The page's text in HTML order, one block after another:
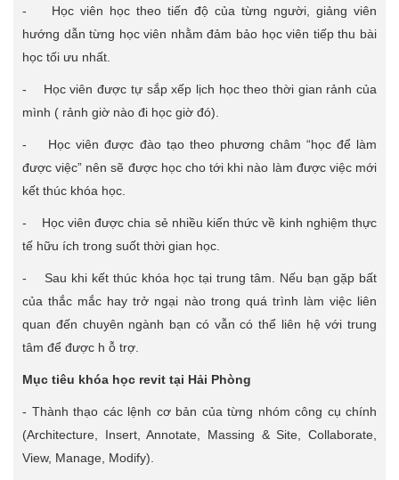
- Học viên học theo tiến độ của từng người, giảng viên
hướng dẫn từng học viên nhằm đảm bảo học viên tiếp thu bài
học tối ưu nhất.
- Học viên được tự sắp xếp lịch học theo thời gian rảnh của
mình ( rảnh giờ nào đi học giờ đó).
- Học viên được đào tạo theo phương châm “học để làm
được việc” nên sẽ được học cho tới khi nào làm được việc mới
kết thúc khóa học.
- Học viên được chia sẻ nhiều kiến thức về kinh nghiệm thực
tế hữu ích trong suốt thời gian học.
- Sau khi kết thúc khóa học tại trung tâm. Nếu bạn gặp bất
của thắc mắc hay trở ngại nào trong quá trình làm việc liên
quan đến chuyên ngành bạn có vẫn có thể liên hệ với trung
tâm để được h ỗ trợ.
Mục tiêu khóa học revit tại Hải Phòng
- Thành thạo các lệnh cơ bản của từng nhóm công cụ chính
(Architecture, Insert, Annotate, Massing & Site, Collaborate,
View, Manage, Modify).